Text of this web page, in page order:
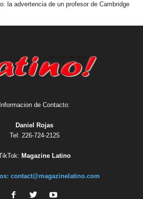
la advertencia de un profesor de Cambridge
Informacion de Contacto:
Daniel Rojas
Tel: 226-724-2125
Magazine Latino
contact@magazinelatino.com